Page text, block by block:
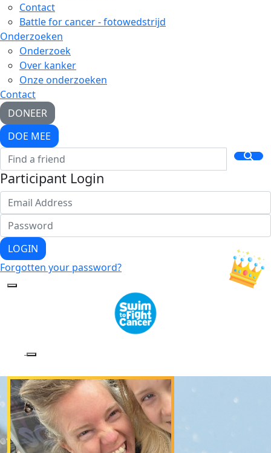
Contact
Battle for cancer - fotowedstrijd
Onderzoeken
Onderzoek
Over kanker
Onze onderzoeken
Contact
DONEER
DOE MEE
Participant Login
LOGIN
Forgotten your password?